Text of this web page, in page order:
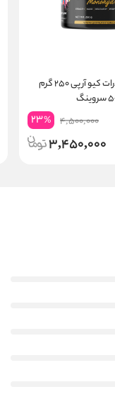
کراتین مونوهیدرات کیو آر پی ۲۵۰ گرم
4,500,000
23%
3,450,000